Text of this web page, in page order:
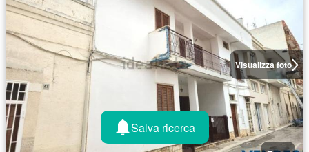
Visualizza foto
Salva ricerca